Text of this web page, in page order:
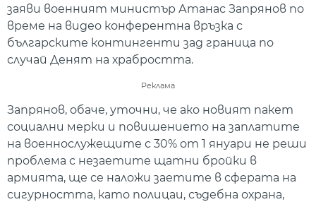
заяви военният министър Атанас Запрянов по
време на видео конферентна връзка с
българските контингенти зад граница по
случай Денят на храбростта.
Реклама
Запрянов, обаче, уточни, че ако новият пакет
социални мерки и повишението на заплатите
на военнослужещите с 30% от 1 януари не реши
проблема с незаетите щатни бройки в
армията, ще се наложи заетите в сферата на
сигурността, като полицаи, съдебна охрана,